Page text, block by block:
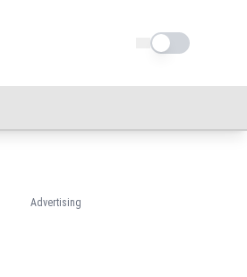
Schimba tema
Advertising